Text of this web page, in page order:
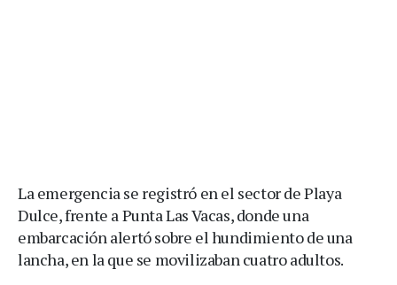
La emergencia se registró en el sector de Playa
Dulce, frente a Punta Las Vacas, donde una
embarcación alertó sobre el hundimiento de una
lancha, en la que se movilizaban cuatro adultos.